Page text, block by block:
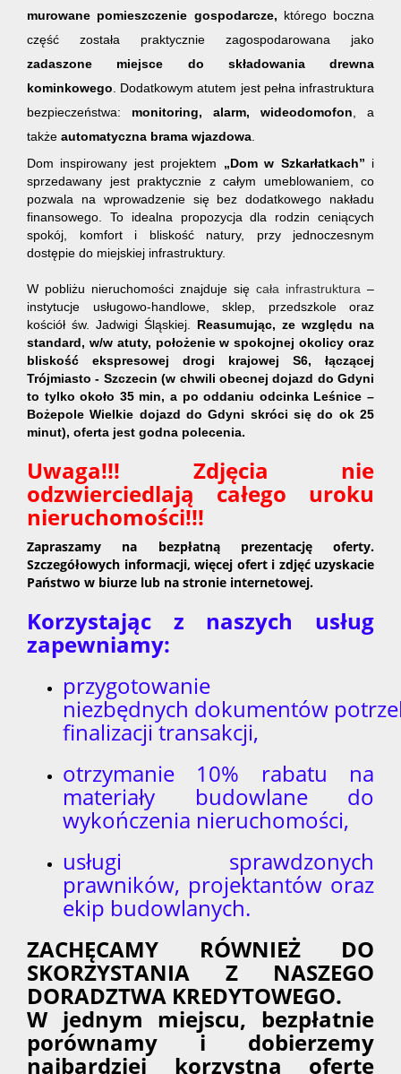
murowane pomieszczenie gospodarcze, którego boczna
część została praktycznie zagospodarowana jako
zadaszone miejsce do składowania drewna
kominkowego. Dodatkowym atutem jest pełna infrastruktura
bezpieczeństwa: monitoring, alarm, wideodomofon, a
także automatyczna brama wjazdowa.
Dom inspirowany jest projektem „Dom w Szkarłatkach” i
sprzedawany jest praktycznie z całym umeblowaniem, co
pozwala na wprowadzenie się bez dodatkowego nakładu
finansowego. To idealna propozycja dla rodzin ceniących
spokój, komfort i bliskość natury, przy jednoczesnym
dostępie do miejskiej infrastruktury.
W pobliżu nieruchomości znajduje się cała infrastruktura –
instytucje usługowo-handlowe, sklep, przedszkole oraz
kościół św. Jadwigi Śląskiej. Reasumując, ze względu na
standard, w/w atuty, położenie w spokojnej okolicy oraz
bliskość ekspresowej drogi krajowej S6, łączącej
Trójmiasto - Szczecin (w chwili obecnej dojazd do Gdyni
to tylko około 35 min, a po oddaniu odcinka Leśnice –
Bożepole Wielkie dojazd do Gdyni skróci się do ok 25
minut), oferta jest godna polecenia.
Uwaga!!! Zdjęcia nie
odzwierciedlają całego uroku
nieruchomości!!!
Zapraszamy na bezpłatną prezentację oferty.
Szczegółowych informacji, więcej ofert i zdjęć uzyskacie
Państwo w biurze lub na stronie internetowej.
Korzystając z naszych usług
zapewniamy:
przygotowanie
niezbędnych dokumentów
finalizacji transakcji,
otrzymanie 10% rabatu na
materiały budowlane do
wykończenia nieruchomości,
usługi sprawdzonych
prawników, projektantów oraz
ekip budowlanych.
ZACHĘCAMY RÓWNIEŻ DO
SKORZYSTANIA Z NASZEGO
DORADZTWA KREDYTOWEGO.
W jednym miejscu, bezpłatnie
porównamy i dobierzemy
najbardziej korzystną ofertę